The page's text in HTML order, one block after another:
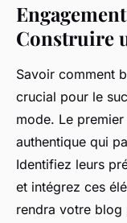
Construire
Savoir comment
crucial pour le
mode. Le
authentique qui
Identifiez leurs
et intégrez ces
rendra votre blog